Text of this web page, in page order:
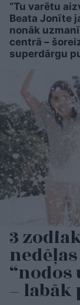
“Tu varētu
Beata Jonīte
nonāk
centrā –
superdārgu
3
“nodos
–